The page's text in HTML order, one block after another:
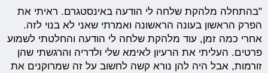
"בהתחלה מלהקת שלחה לי הודעה באינסטגרם. ראיתי את
הפרק הראשון בעונה הראשונה ואמרתי שאני לא בנוי לזה.
אחרי כמה זמן, עוד מלהקת שלחה לי הודעה והחלטתי לשמוע
פרטים. העליתי את הרעיון לאימא שלי ולדריה והרגשתי שהן
זורמות, אבל היה להן נורא קשה לחשוב על זה שמרוקנים את